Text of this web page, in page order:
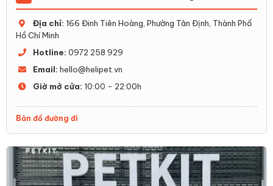
Địa chỉ: 166 Đinh Tiên Hoàng, Phường Tân Định, Thành Phố
Hồ Chí Minh
Hotline: 0972 258 929
Email: hello@helipet.vn
Giờ mở cửa: 10:00 - 22:00h
Bản đồ đường đi